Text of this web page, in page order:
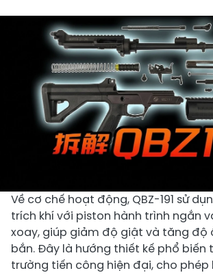
Về cơ chế hoạt động, QBZ-191 sử
trích khí với piston hành trình ngắn
xoay, giúp giảm độ giật và tăng độ
bắn. Đây là hướng thiết kế phổ biến
trường tiến công hiện đại, cho